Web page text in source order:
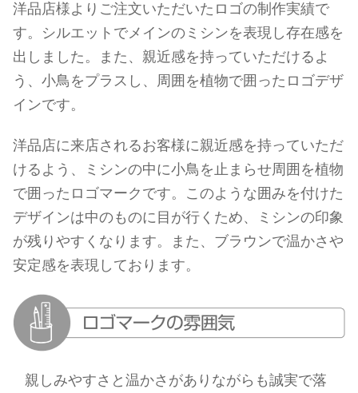
洋品店様よりご注文いただいたロゴの制作実績で
す。シルエットでメインのミシンを表現し存在感を
出しました。また、親近感を持っていただけるよ
う、小鳥をプラスし、周囲を植物で囲ったロゴデザ
インです。
洋品店に来店されるお客様に親近感を持っていただ
けるよう、ミシンの中に小鳥を止まらせ周囲を植物
で囲ったロゴマークです。このような囲みを付けた
デザインは中のものに目が行くため、ミシンの印象
が残りやすくなります。また、ブラウンで温かさや
安定感を表現しております。
親しみやすさと温かさがありながらも誠実で落